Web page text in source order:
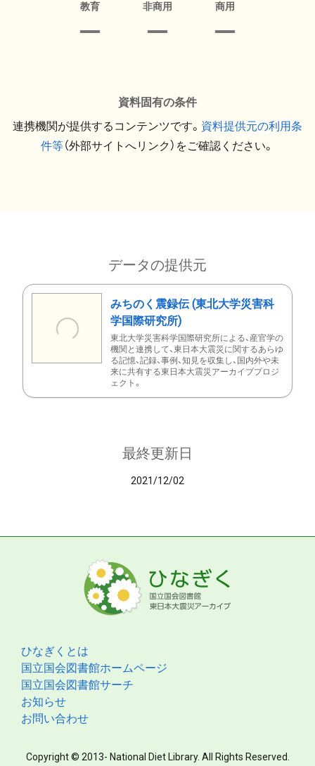
教育 非商用 商用
資料固有の条件
連携機関が提供するコンテンツです。 資料提供元の利用条
件等（外部サイトへリンク）をご確認ください。
データの提供元
みちのく震録伝 (東北大学災害科
学国際研究所)
東北大学災害科学国際研究所による、産官学の
機関と連携して、東日本大震災に関するあらゆ
る記憶、記録、事例、知見を収集し、国内外や未
来に共有する東日本大震災アーカイブプロジ
ェクト。
最終更新日
2021/12/02
ひなぎくとは
国立国会図書館ホームページ
国立国会図書館サーチ
お知らせ
お問い合わせ
Copyright © 2013- National Diet Library. All Rights Reserved.